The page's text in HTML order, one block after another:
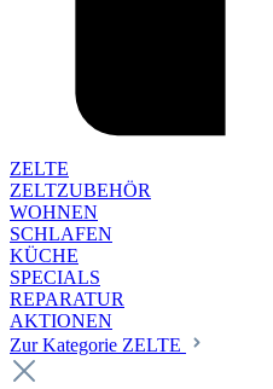
ZELTE
ZELTZUBEHÖR
WOHNEN
SCHLAFEN
KÜCHE
SPECIALS
REPARATUR
AKTIONEN
Zur Kategorie ZELTE